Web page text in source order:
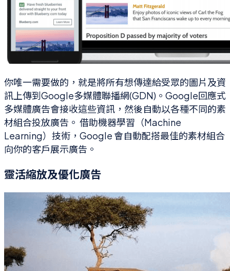
你唯一需要做的，就是將所有想傳達給受眾的圖片及資
訊上傳到Google多媒體聯播網(GDN)。Google回應式
多媒體廣告會接收這些資訊，然後自動以各種不同的素
材組合投放廣告。 借助機器學習（Machine
Learning）技術，Google 會自動配搭最佳的素材組合
向你的客戶展示廣告。
靈活縮放及優化廣告